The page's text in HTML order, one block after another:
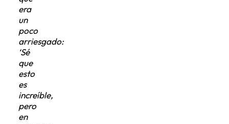
era
un
poco
arriesgado:
‘Sé
que
esto
es
increíble,
pero
en